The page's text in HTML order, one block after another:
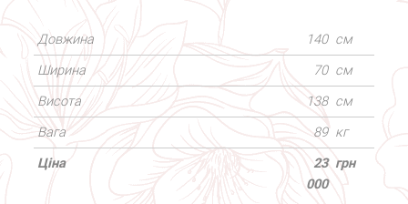
Довжина 140 см
Ширина
70 см
Висота
138 см
Вага
89 кг
Ціна
23
000
грн